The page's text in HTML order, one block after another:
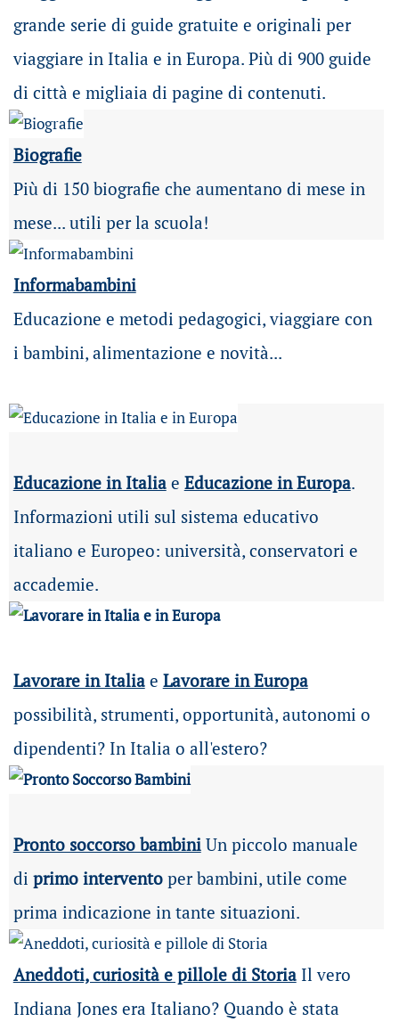
grande serie di guide gratuite e originali per
viaggiare in Italia e in Europa. Più di 900 guide
di città e migliaia di pagine di contenuti.
Biografie
Più di 150 biografie che aumentano di mese in
mese... utili per la scuola!
Informabambini
Educazione e metodi pedagogici, viaggiare con
i bambini, alimentazione e novità...
Educazione in Italiae Educazione in Europa.
Informazioni utili sul sistema educativo
italiano e Europeo: università, conservatori e
accademie.
Lavorare in Italia e Lavorare in Europa
possibilità, strumenti, opportunità, autonomi o
dipendenti? In Italia o all'estero?
Pronto soccorso bambiniUn piccolo manuale
di primo interventoper bambini, utile come
prima indicazione in tante situazioni.
Aneddoti, curiosità e pillole di Storia Il vero
Indiana Jones era Italiano? Quando è stata